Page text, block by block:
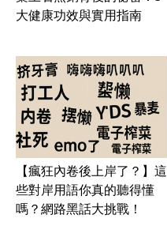
大健康功效與實用指南
【瘋狂內卷後上岸了？】這
些對岸用語你真的聽得懂
嗎？網路黑話大挑戰！